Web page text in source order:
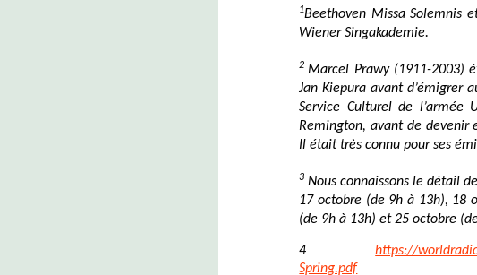
1Beethoven Missa Solemnis
Wiener Singakademie.
2 Marcel Prawy (1911-2003)
Jan Kiepura avant d’émigrer
Service Culturel de
Remington, avant de devenir
Il était très connu pour ses
3 Nous connaissons le détail
17 octobre (de 9h à 13h), 18
(de 9h à 13h) et 25 octobre
4https://
Spring.pdf